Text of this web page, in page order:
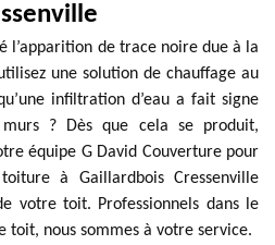
l’apparition de trace noire due à la
une solution de chauffage au
infiltration d’eau a fait signe
? Dès que cela se produit,
équipe G David Couverture pour
à Gaillardbois Cressenville
votre toit. Professionnels dans le
toit, nous sommes à votre service.